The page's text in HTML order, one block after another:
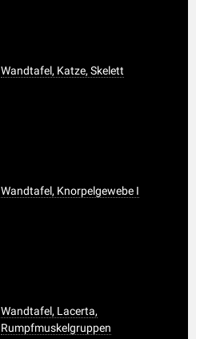
Wandtafel, Katze, Skelett
Wandtafel, Knorpelgewebe I
Wandtafel, Lacerta,
Rumpfmuskelgruppen